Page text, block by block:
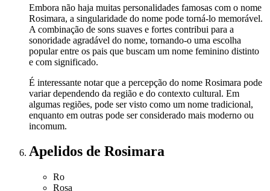
Embora não haja muitas personalidades famosas com o nome
Rosimara, a singularidade do nome pode torná-lo memorável.
A combinação de sons suaves e fortes contribui para a
sonoridade agradável do nome, tornando-o uma escolha
popular entre os pais que buscam um nome feminino distinto
e com significado.
É interessante notar que a percepção do nome Rosimara pode
variar dependendo da região e do contexto cultural. Em
algumas regiões, pode ser visto como um nome tradicional,
enquanto em outras pode ser considerado mais moderno ou
incomum.
Apelidos de Rosimara
Ro
Rosa